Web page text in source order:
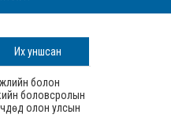
Их уншсан
болон
боловсролын
олон улсын